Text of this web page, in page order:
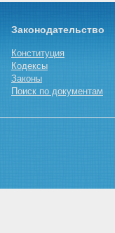
Законодательство
Конституция
Кодексы
Законы
Поиск по документам